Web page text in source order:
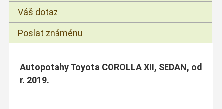
Váš dotaz
Poslat známénu
Autopotahy Toyota COROLLA XII, SEDAN, od
r. 2019.